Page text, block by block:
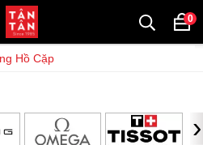
0
Hồ Cặp
›